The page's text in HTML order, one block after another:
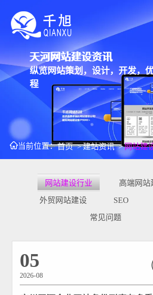
天河网站建设资讯
纵览网站策划，设计，开发，
程
当前位置：首页 >建站资讯 >网站建
网站建设行业 高端网站
外贸网站建设 SEO
常见问题
05
2026-08